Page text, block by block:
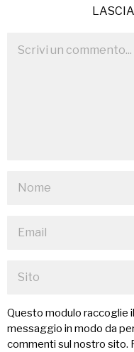
Questo modulo raccoglie
messaggio in modo da
commenti sul nostro sito.